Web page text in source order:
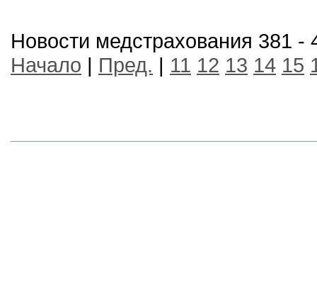
Новости медстрахования 381 -
Начало | Пред. | 11 12 13 14 15